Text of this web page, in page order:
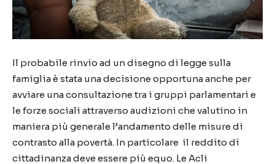
Il probabile rinvio ad un disegno di legge sulla
famiglia è stata una decisione opportuna anche per
avviare una consultazione tra i gruppi parlamentari e
le forze sociali attraverso audizioni che valutino in
maniera più generale l’andamento delle misure di
contrasto alla povertà. In particolare il reddito di
cittadinanza deve essere più equo. Le Acli